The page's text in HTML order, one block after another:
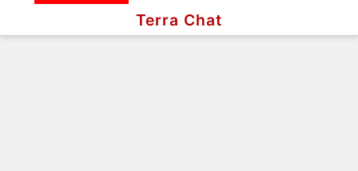
Terra Chat